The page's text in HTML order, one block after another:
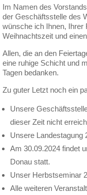
Im Namen des
der Geschäftsstelle des
wünsche ich Ihnen, Ihrer
Weihnachtszeit und
Allen, die an den
eine ruhige Schicht und
Tagen bedanken.
Zu guter Letzt noch ein
Unsere
dieser Zeit nicht
Unsere Landestagung
Am 30.09.2024 findet
Donau statt.
Unser Herbstseminar
Alle weiteren